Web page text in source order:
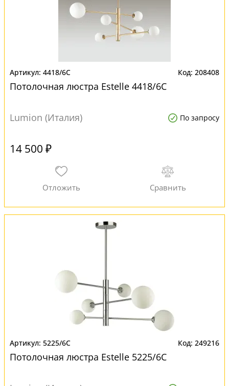
4418/6C 208408
Потолочная люстра Estelle 4418/6C
Lumion (Италия) По запросу
14 500 ₽
5225/6C 249216
Потолочная люстра Estelle 5225/6C